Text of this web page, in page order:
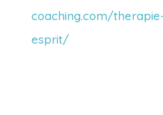
coaching.com/
esprit/